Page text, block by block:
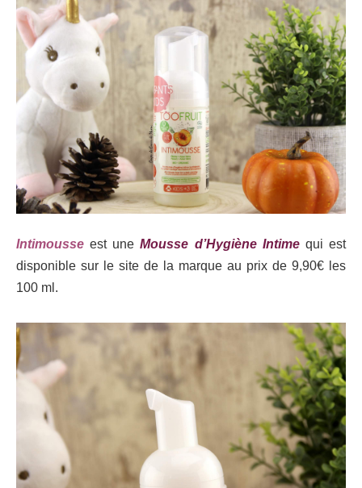
Intimousse est uneMousse d’Hygiène Intimequi est
disponible sur le site de la marque au prix de 9,90€ les
100 ml.